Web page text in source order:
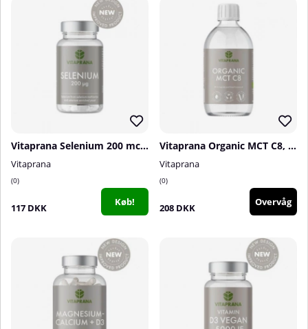
Vitaprana Selenium 200 mcg, 110 caps
Vitaprana
0
117 DKK Køb!
Vitaprana Organic MCT C8, 500 ml
Vitaprana
0
208 DKK Overvåg